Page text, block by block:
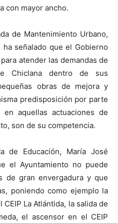
con mayor ancho.
de Mantenimiento Urbano,
señalado que el Gobierno
atender las demandas de
Chiclana dentro de sus
obras de mejora y
predisposición por parte
aquellas actuaciones de
son de su competencia.
de Educación, María José
el Ayuntamiento no puede
de gran envergadura y que
poniendo como ejemplo la
La Atlántida, la salida de
el ascensor en el CEIP